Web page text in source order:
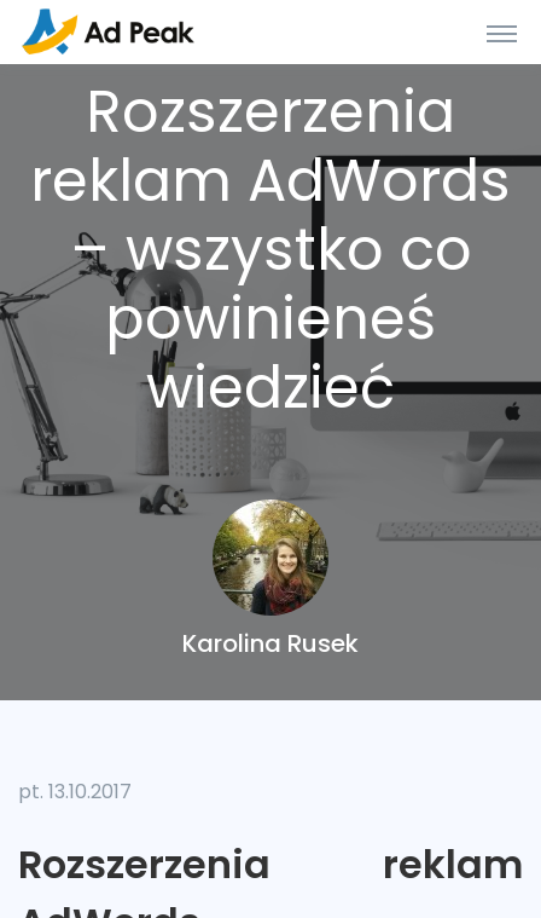
Rozszerzenia
reklam AdWords
– wszystko co
powinieneś
wiedzieć
Karolina Rusek
pt. 13.10.2017
Rozszerzenia reklam